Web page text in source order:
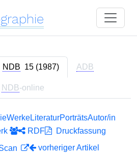
NDB 15 (1987) ADB
NDB-online
WerkeLiteraturPorträtsAutor/in
RDF
Druckfassung
vorheriger Artikel